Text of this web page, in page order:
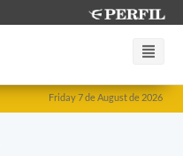
Friday 7 de August de 2026